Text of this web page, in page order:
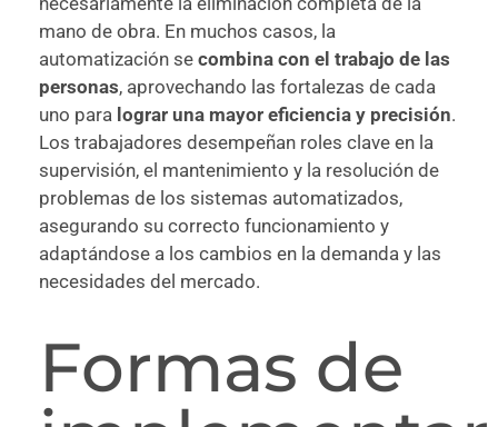
mano de obra. En muchos casos, la
automatización se combina con el trabajo de las
personas, aprovechando las fortalezas de cada
uno para lograr una mayor eficiencia y precisión.
Los trabajadores desempeñan roles clave en la
supervisión, el mantenimiento y la resolución de
problemas de los sistemas automatizados,
asegurando su correcto funcionamiento y
adaptándose a los cambios en la demanda y las
necesidades del mercado.
Formas de